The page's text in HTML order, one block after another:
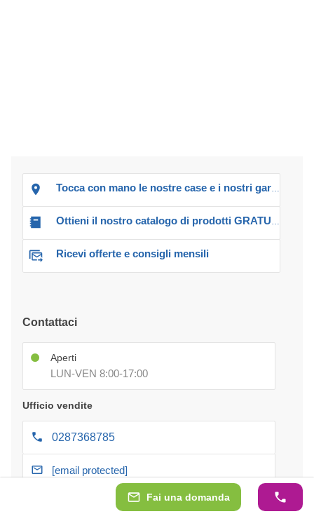
Fai una domanda
Tocca con mano le nostre case e i nostri garage!
Ottieni il nostro catalogo di prodotti GRATUITO!
Ricevi offerte e consigli mensili
Contattaci
Aperti
LUN-VEN 8:00-17:00
Ufficio vendite
0287368785
[email protected]
Assistenza post-vendita